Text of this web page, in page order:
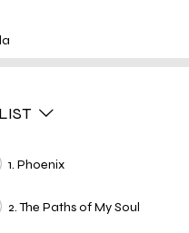
1. Phoenix
2. The Paths of My Soul